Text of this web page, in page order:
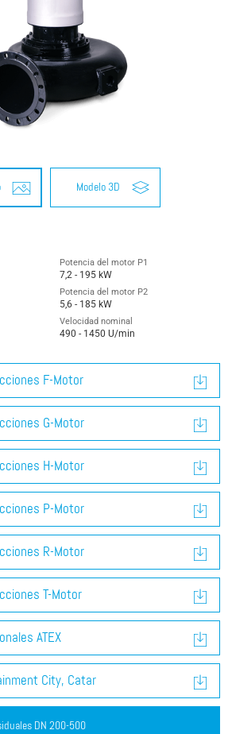
Modelo 3D
Potencia del motor P1
7,2 - 195 kW
Potencia del motor P2
5,6 - 185 kW
Velocidad nominal
490 - 1450 U/min
F-Motor
G-Motor
H-Motor
P-Motor
R-Motor
T-Motor
ATEX
City, Catar
DN 200-500